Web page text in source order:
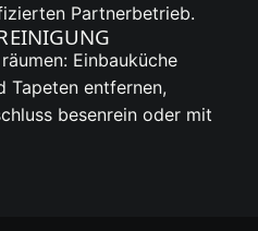
Partnerbetrieb.
Einbauküche
Tapeten entfernen,
besenrein oder mit